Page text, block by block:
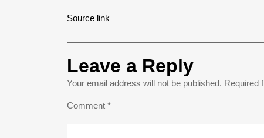
Source link
Leave a Reply
Your email address will not be published. Required
Comment *